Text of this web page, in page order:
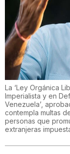
La ‘Ley Orgánica
Imperialista y en
Venezuela’,
contempla multas
personas que
extranjeras